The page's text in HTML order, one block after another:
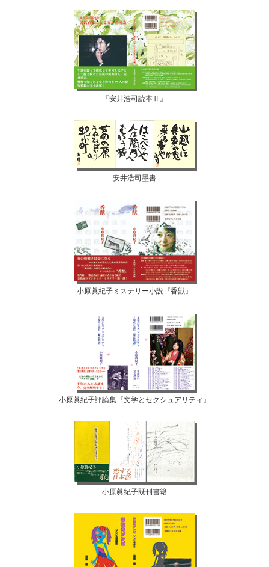
『安井浩司読本Ⅱ』
安井浩司墨書
小原眞紀子ミステリー小説『香獣』
小原眞紀子評論集『文学とセクシュアリティ』
小原眞紀子既刊書籍